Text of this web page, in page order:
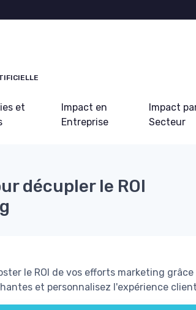
et
Impact en
Entreprise
Impact
Secteur
décupler le ROI
le ROI de vos efforts marketing grâce
et personnalisez l'expérience